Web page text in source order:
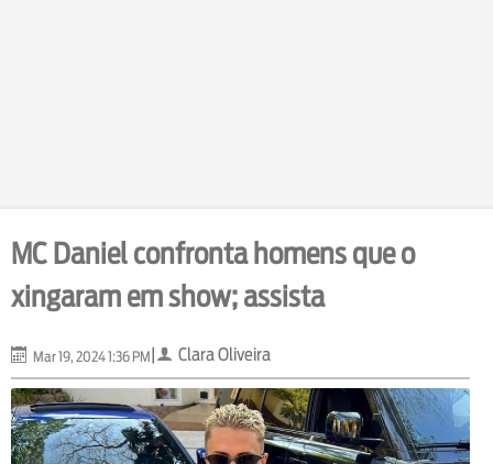
MC Daniel confronta homens que o
xingaram em show; assista
Mar 19, 2024 1:36 PM| Clara Oliveira